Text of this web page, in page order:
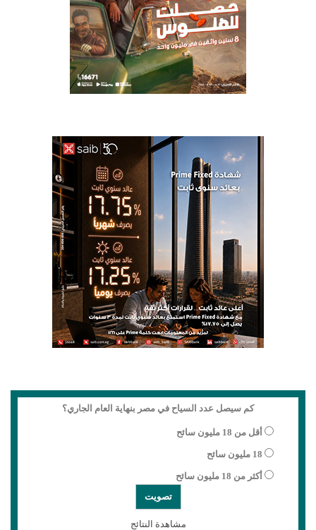
كم سيصل عدد السياح في مصر بنهاية العام الجاري؟
أقل من 18 مليون سائح
18 مليون سائح
أكثر من 18 مليون سائح
مشاهدة النتائج